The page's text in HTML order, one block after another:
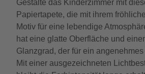
Gestalte das Kinderzimmer mit
Papiertapete, die mit ihrem
Motiv für eine lebendige
hat eine glatte Oberfläche und
Glanzgrad, der für ein
Mit einer ausgezeichneten